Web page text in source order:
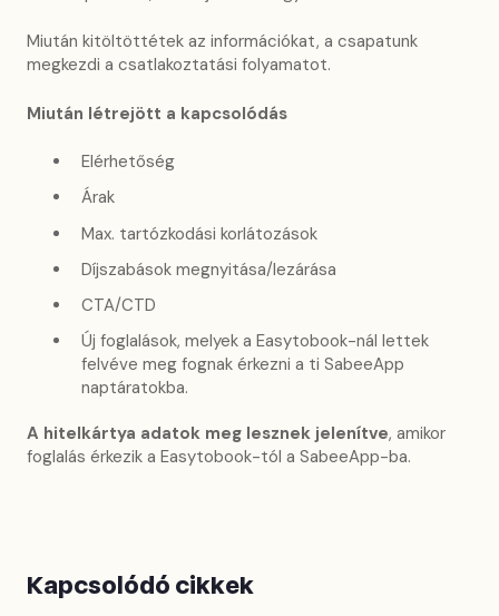
Miután kitöltöttétek az információkat, a csapatunk
megkezdi a csatlakoztatási folyamatot.
Miután létrejött a kapcsolódás
Elérhetőség
Árak
Max. tartózkodási korlátozások
Díjszabások megnyitása/lezárása
CTA/CTD
Új foglalások, melyek a Easytobook-nál lettek
felvéve meg fognak érkezni a ti SabeeApp
naptáratokba.
A hitelkártya adatok meg lesznek jelenítve, amikor
foglalás érkezik a Easytobook-tól a SabeeApp-ba.
Kapcsolódó cikkek